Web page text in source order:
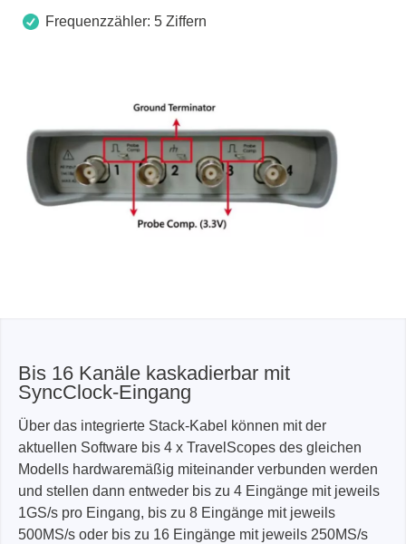
Frequenzzähler: 5 Ziffern
Bis 16 Kanäle kaskadierbar mit
SyncClock-Eingang
Über das integrierte Stack-Kabel können mit der
aktuellen Software bis 4 x TravelScopes des gleichen
Modells hardwaremäßig miteinander verbunden werden
und stellen dann entweder bis zu 4 Eingänge mit jeweils
1GS/s pro Eingang, bis zu 8 Eingänge mit jeweils
500MS/s oder bis zu 16 Eingänge mit jeweils 250MS/s